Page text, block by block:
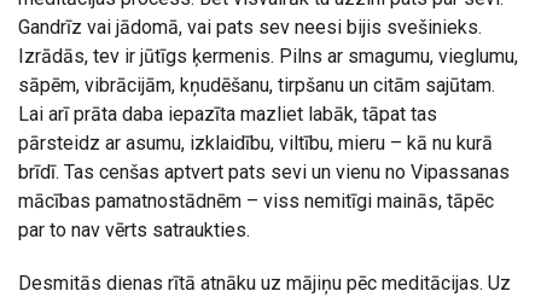
Gandrīz vai jādomā, vai pats sev neesi bijis svešinieks.
Izrādās, tev ir jūtīgs ķermenis. Pilns ar smagumu, vieglumu,
sāpēm, vibrācijām, kņudēšanu, tirpšanu un citām sajūtam.
Lai arī prāta daba iepazīta mazliet labāk, tāpat tas
pārsteidz ar asumu, izklaidību, viltību, mieru – kā nu kurā
brīdī. Tas cenšas aptvert pats sevi un vienu no Vipassanas
mācības pamatnostādnēm – viss nemitīgi mainās, tāpēc
par to nav vērts satraukties.
Desmitās dienas rītā atnāku uz mājiņu pēc meditācijas. Uz